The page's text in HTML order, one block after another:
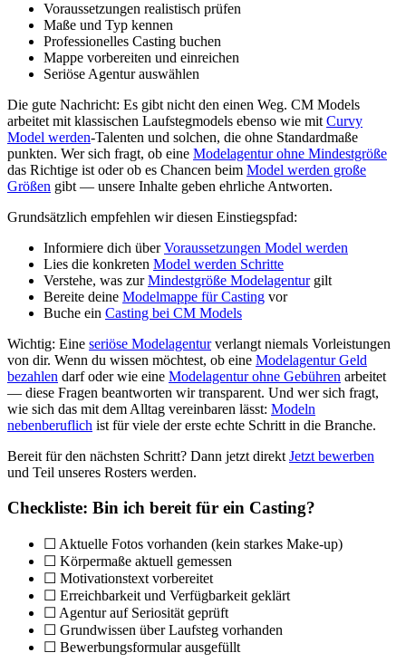
Voraussetzungen realistisch prüfen
Maße und Typ kennen
Professionelles Casting buchen
Mappe vorbereiten und einreichen
Seriöse Agentur auswählen
Die gute Nachricht: Es gibt nicht den einen Weg. CM Models
arbeitet mit klassischen Laufstegmodels ebenso wie mit Curvy
Model werden-Talenten und solchen, die ohne Standardmaße
punkten. Wer sich fragt, ob eine Modelagentur ohne Mindestgröße
das Richtige ist oder ob es Chancen beim Model werden große
Größen gibt — unsere Inhalte geben ehrliche Antworten.
Grundsätzlich empfehlen wir diesen Einstiegspfad:
Informiere dich überVoraussetzungen Model werden
Lies die konkreten Model werden Schritte
Verstehe, was zurMindestgröße Modelagenturgilt
Bereite deine Modelmappe für Casting vor
Buche ein Casting bei CM Models
Wichtig: Eine seriöse Modelagenturverlangt niemals Vorleistungen
von dir. Wenn du wissen möchtest, ob eine Modelagentur Geld
bezahlen darf oder wie eine Modelagentur ohne Gebühren arbeitet
— diese Fragen beantworten wir transparent. Und wer sich fragt,
wie sich das mit dem Alltag vereinbaren lässt: Modeln
nebenberuflich ist für viele der erste echte Schritt in die Branche.
Bereit für den nächsten Schritt? Dann jetzt direkt Jetzt bewerben
und Teil unseres Rosters werden.
Checkliste: Bin ich bereit für ein Casting?
☐ Aktuelle Fotos vorhanden (kein starkes Make-up)
☐ Körpermaße aktuell gemessen
☐ Motivationstext vorbereitet
☐ Erreichbarkeit und Verfügbarkeit geklärt
☐ Agentur auf Seriosität geprüft
☐ Grundwissen über Laufsteg vorhanden
☐ Bewerbungsformular ausgefüllt